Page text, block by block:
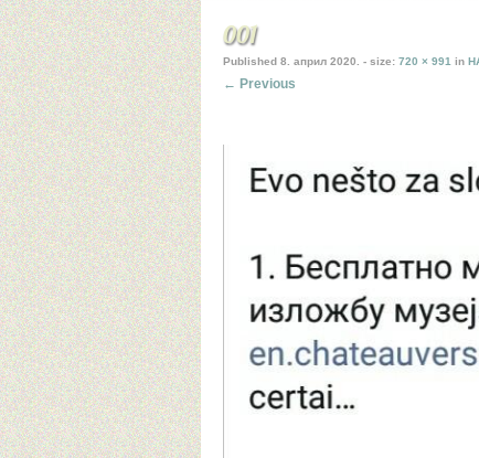
001
Published 8. април 2020. - size: 720 × 991 in
← Previous